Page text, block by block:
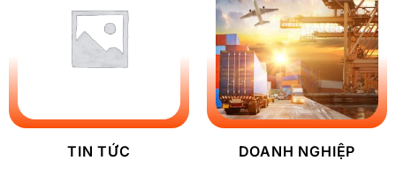
TIN TỨC DOANH NGHIỆP